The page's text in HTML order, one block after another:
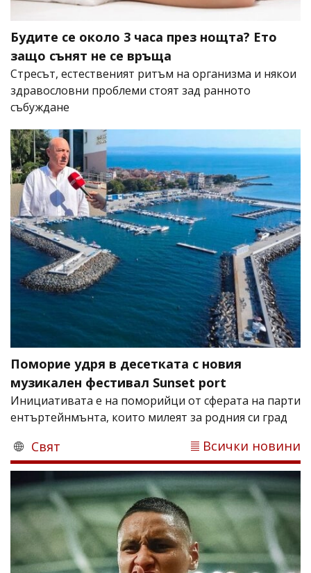
Будите се около 3 часа през нощта? Ето
защо сънят не се връща
Стресът, естественият ритъм на организма и някои
здравословни проблеми стоят зад ранното
събуждане
Поморие удря в десетката с новия
музикален фестивал Sunset port
Инициативата е на поморийци от сферата на парти
ентъртейнмънта, които милеят за родния си град
Свят Всички новини